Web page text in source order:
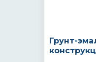
Грунт-